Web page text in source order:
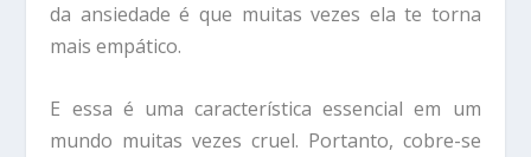
da ansiedade é que muitas vezes ela te torna
mais empático.
E essa é uma característica essencial em um
mundo muitas vezes cruel. Portanto, cobre-se